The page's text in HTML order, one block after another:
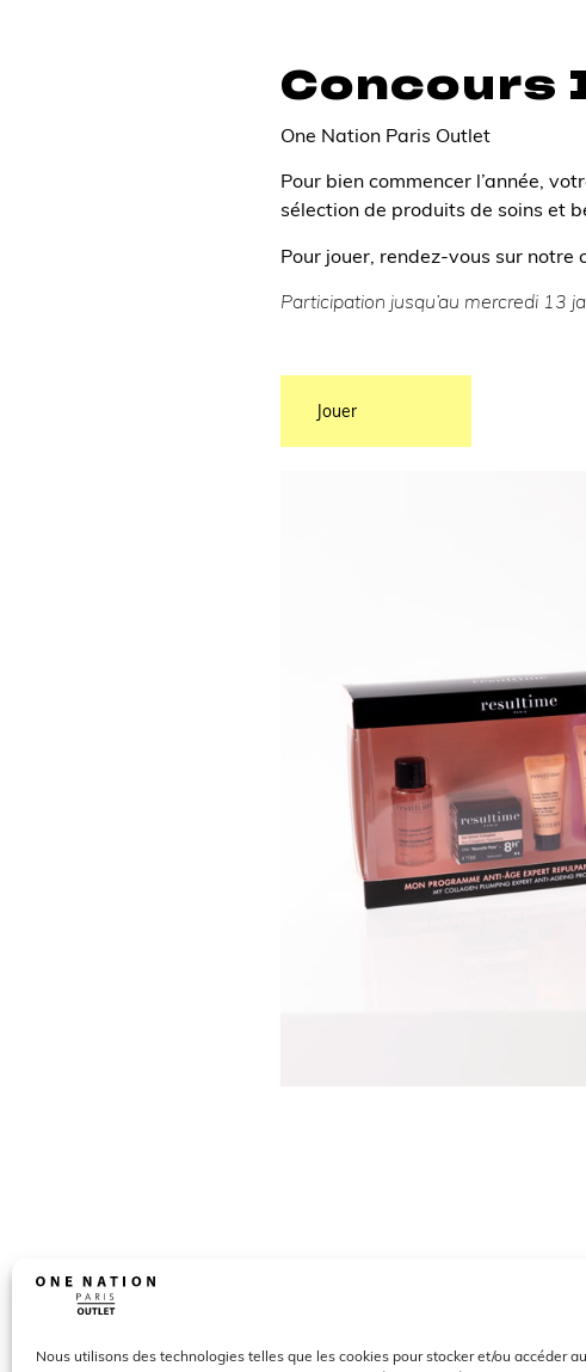
Nous utilisons des technologies telles que les cookies pour stocker et/ou accéder
Concours
One Nation Paris Outlet
Pour bien commencer l’année,
sélection de produits de soins et
Pour jouer, rendez-vous sur
Participation jusqu’au mercredi 13
Jouer